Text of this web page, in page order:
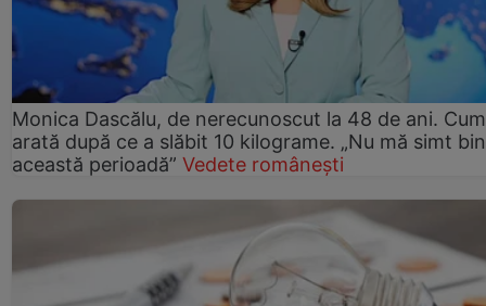
Monica Dascălu, de nerecunoscut la 48 de ani. Cum
arată după ce a slăbit 10 kilograme. „Nu mă simt
această perioadă” Vedete românești